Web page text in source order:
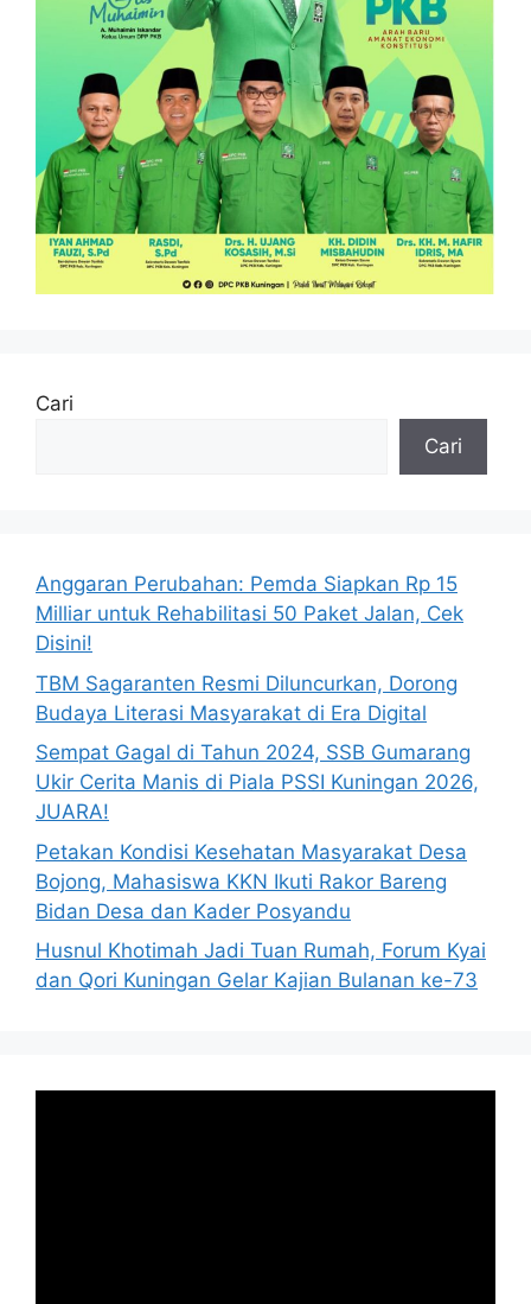
Cari
Cari
Anggaran Perubahan: Pemda Siapkan Rp 15
Milliar untuk Rehabilitasi 50 Paket Jalan, Cek
Disini!
TBM Sagaranten Resmi Diluncurkan, Dorong
Budaya Literasi Masyarakat di Era Digital
Sempat Gagal di Tahun 2024, SSB Gumarang
Ukir Cerita Manis di Piala PSSI Kuningan 2026,
JUARA!
Petakan Kondisi Kesehatan Masyarakat Desa
Bojong, Mahasiswa KKN Ikuti Rakor Bareng
Bidan Desa dan Kader Posyandu
Husnul Khotimah Jadi Tuan Rumah, Forum Kyai
dan Qori Kuningan Gelar Kajian Bulanan ke-73